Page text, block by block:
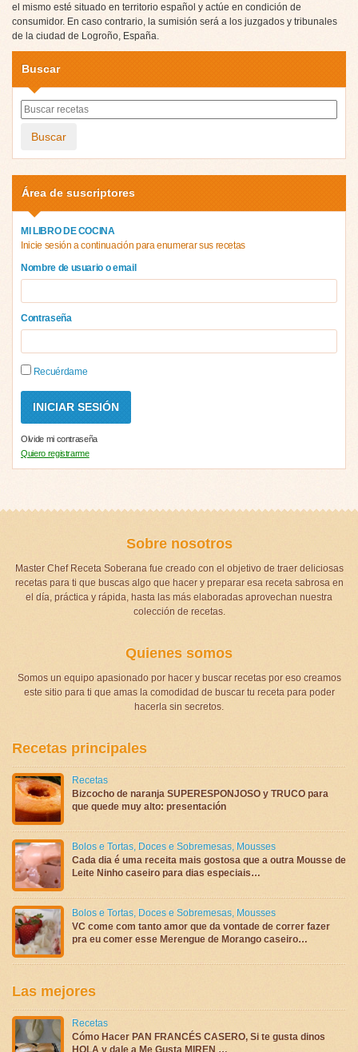
el mismo esté situado en territorio español y actúe en condición de
consumidor. En caso contrario, la sumisión será a los juzgados y tribunales
de la ciudad de Logroño, España.
Buscar
Buscar
Área de suscriptores
MI LIBRO DE COCINA
Inicie sesión a continuación para enumerar sus recetas
Nombre de usuario o email
Contraseña
Recuérdame
Olvide mi contraseña
Quiero registrarme
Sobre nosotros
Master Chef Receta Soberana fue creado con el objetivo de traer deliciosas
recetas para ti que buscas algo que hacer y preparar esa receta sabrosa en
el día, práctica y rápida, hasta las más elaboradas aprovechan nuestra
colección de recetas.
Quienes somos
Somos un equipo apasionado por hacer y buscar recetas por eso creamos
este sitio para ti que amas la comodidad de buscar tu receta para poder
hacerla sin secretos.
Recetas principales
Recetas
Bizcocho de naranja SUPERESPONJOSO y TRUCO para
que quede muy alto: presentación
Bolos e Tortas, Doces e Sobremesas, Mousses
Cada dia é uma receita mais gostosa que a outra Mousse de
Leite Ninho caseiro para dias especiais…
Bolos e Tortas, Doces e Sobremesas, Mousses
VC come com tanto amor que da vontade de correr fazer
pra eu comer esse Merengue de Morango caseiro…
Las mejores
Recetas
Cómo Hacer PAN FRANCÉS CASERO, Si te gusta dinos